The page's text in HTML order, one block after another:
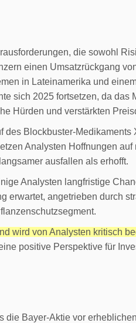
die sowohl
einen Umsatzrückgang
in Lateinamerika und
sich 2025 fortsetzen, da das
Hürden und verstärkten
Blockbuster-Medikaments
Analysten Hoffnungen
ausfallen als erhofft.
Analysten langfristige
erwartet, angetrieben durch
wird von Analysten kritisch
positive Perspektive für
die Bayer-Aktie vor